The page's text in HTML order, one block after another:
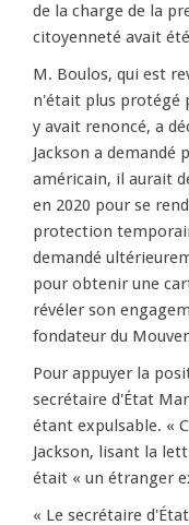
de la charge de la
citoyenneté avait
M. Boulos, qui est
n'était plus protégé
y avait renoncé, a
Jackson a
américain, il aurait
en 2020 pour se
protection
demandé
pour obtenir une
révéler son
fondateur du
Pour appuyer la
secrétaire d'État
étant expulsable. «
Jackson, lisant la
était « un étranger
« Le secrétaire